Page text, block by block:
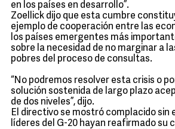
en los países en desarrollo”.
Zoellick dijo que esta cumbre
ejemplo de cooperación entre las
los países emergentes más
sobre la necesidad de no marginar a
pobres del proceso de consultas.
“No podremos resolver esta crisis o
solución sostenida de largo plazo
de dos niveles”, dijo.
El directivo se mostró complacido sin
líderes del G-20 hayan reafirmado su